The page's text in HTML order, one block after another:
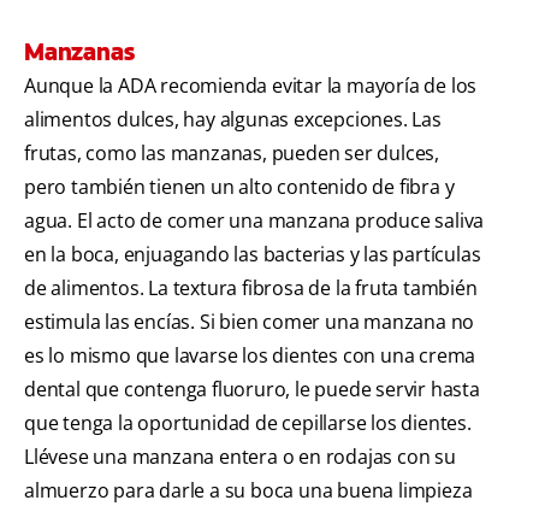
Manzanas
Aunque la ADA recomienda evitar la mayoría de los
alimentos dulces, hay algunas excepciones. Las
frutas, como las manzanas, pueden ser dulces,
pero también tienen un alto contenido de fibra y
agua. El acto de comer una manzana produce saliva
en la boca, enjuagando las bacterias y las partículas
de alimentos. La textura fibrosa de la fruta también
estimula las encías. Si bien comer una manzana no
es lo mismo que lavarse los dientes con una crema
dental que contenga fluoruro, le puede servir hasta
que tenga la oportunidad de cepillarse los dientes.
Llévese una manzana entera o en rodajas con su
almuerzo para darle a su boca una buena limpieza